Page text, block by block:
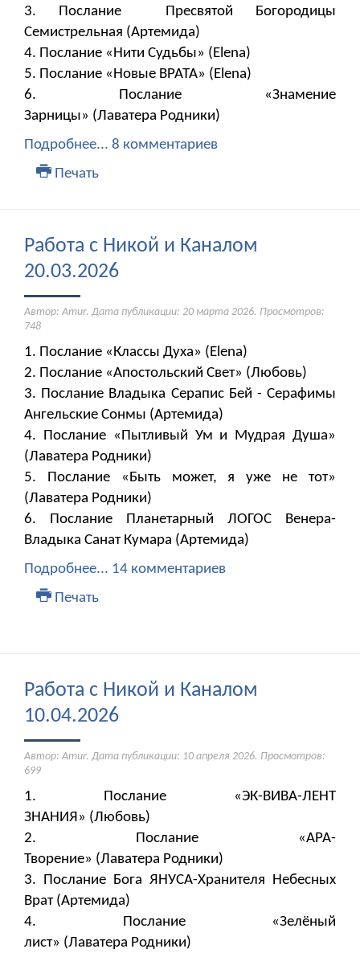
3. Послание Пресвятой Богородицы
Семистрельная (Артемида)
4. Послание «Нити Судьбы» (Elena)
5. Послание «Новые ВРАТА» (Elena)
6. Послание «Знамение
Зарницы» (Лаватера Родники)
Подробнее... 8 комментариев
Печать
Работа с Никой и Каналом
20.03.2026
Автор: Amur. Дата публикации: 20 марта 2026. Просмотров:
748
1. Послание «Классы Духа» (Elena)
2. Послание «Апостольский Свет» (Любовь)
3. Послание Владыка Серапис Бей - Серафимы
Ангельские Сонмы (Артемида)
4. Послание «Пытливый Ум и Мудрая Душа»
(Лаватера Родники)
5. Послание «Быть может, я уже не тот»
(Лаватера Родники)
6. Послание Планетарный ЛОГОС Венера-
Владыка Санат Кумара (Артемида)
Подробнее... 14 комментариев
Печать
Работа с Никой и Каналом
10.04.2026
Автор: Amur. Дата публикации: 10 апреля 2026. Просмотров:
699
1. Послание «ЭК-ВИВА-ЛЕНТ
ЗНАНИЯ» (Любовь)
2. Послание «АРА-
Творение» (Лаватера Родники)
3. Послание Бога ЯНУСА-Хранителя Небесных
Врат (Артемида)
4. Послание «Зелёный
лист» (Лаватера Родники)